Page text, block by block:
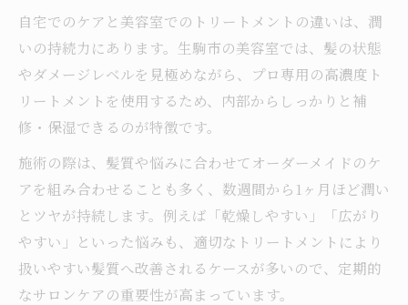
自宅でのケアと美容室でのトリートメントの違いは、潤
いの持続力にあります。生駒市の美容室では、髪の状態
やダメージレベルを見極めながら、プロ専用の高濃度ト
リートメントを使用するため、内部からしっかりと補
修・保湿できるのが特徴です。
施術の際は、髪質や悩みに合わせてオーダーメイドのケ
アを組み合わせることも多く、数週間から1ヶ月ほど潤い
とツヤが持続します。例えば「乾燥しやすい」「広がり
やすい」といった悩みも、適切なトリートメントにより
扱いやすい髪質へ改善されるケースが多いので、定期的
なサロンケアの重要性が高まっています。